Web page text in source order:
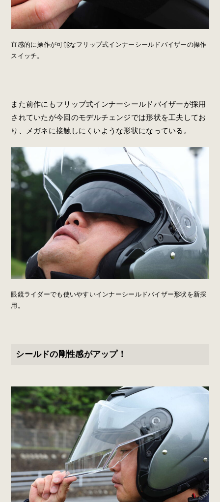
直感的に操作が可能なフリップ式インナーシールドバイザーの操作
スイッチ。
また前作にもフリップ式インナーシールドバイザーが採用
されていたが今回のモデルチェンジでは形状を工夫してお
り、メガネに接触しにくいような形状になっている。
眼鏡ライダーでも使いやすいインナーシールドバイザー形状を新採
用。
シールドの剛性感がアップ！